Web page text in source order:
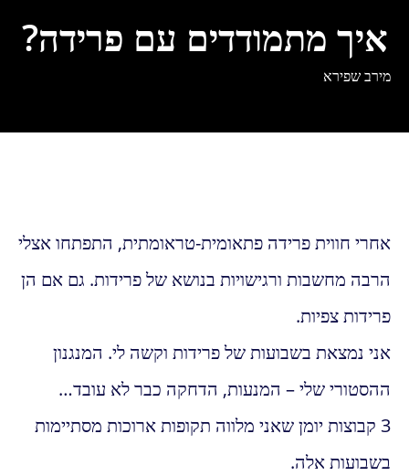
איך מתמודדים עם פרידה?
מירב שפירא
אחרי חווית פרידה פתאומית-טראומתית, התפתחו אצלי
הרבה מחשבות ורגישויות בנושא של פרידות. גם אם הן
פרידות צפיות.
אני נמצאת בשבועות של פרידות וקשה לי. המנגנון
ההסטורי שלי – המנעות, הדחקה כבר לא עובד…
3 קבוצות יומן שאני מלווה תקופות ארוכות מסתיימות
בשבועות אלה.